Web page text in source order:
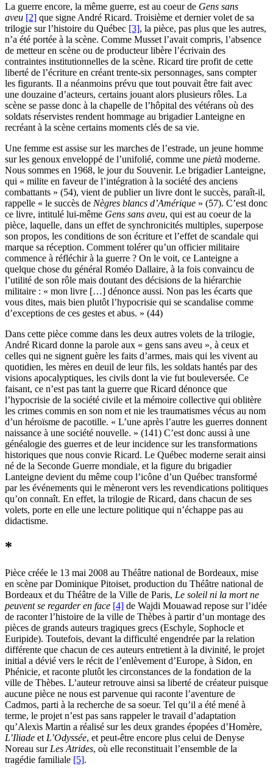
La guerre encore, la même guerre, est au coeur de Gens sans
aveu [2] que signe André Ricard. Troisième et dernier volet de sa
trilogie sur l’histoire du Québec [3], la pièce, pas plus que les autres,
n’a été portée à la scène. Comme Musset l’avait compris, l’absence
de metteur en scène ou de producteur libère l’écrivain des
contraintes institutionnelles de la scène. Ricard tire profit de cette
liberté de l’écriture en créant trente-six personnages, sans compter
les figurants. Il a néanmoins prévu que tout pouvait être fait avec
une douzaine d’acteurs, certains jouant alors plusieurs rôles. La
scène se passe donc à la chapelle de l’hôpital des vétérans où des
soldats réservistes rendent hommage au brigadier Lanteigne en
recréant à la scène certains moments clés de sa vie.
Une femme est assise sur les marches de l’estrade, un jeune homme
sur les genoux enveloppé de l’unifolié, comme une pietà moderne.
Nous sommes en 1968, le jour du Souvenir. Le brigadier Lanteigne,
qui « milite en faveur de l’intégration à la société des anciens
combattants » (54), vient de publier un livre dont le succès, paraît-il,
rappelle « le succès de Nègres blancs d’Amérique » (57). C’est donc
ce livre, intitulé lui-même Gens sans aveu, qui est au coeur de la
pièce, laquelle, dans un effet de synchronicités multiples, superpose
son propos, les conditions de son écriture et l’effet de scandale qui
marque sa réception. Comment tolérer qu’un officier militaire
commence à réfléchir à la guerre ? On le voit, ce Lanteigne a
quelque chose du général Roméo Dallaire, à la fois convaincu de
l’utilité de son rôle mais doutant des décisions de la hiérarchie
militaire : « mon livre […] dénonce aussi. Non pas les écarts que
vous dites, mais bien plutôt l’hypocrisie qui se scandalise comme
d’exceptions de ces gestes et abus. » (44)
Dans cette pièce comme dans les deux autres volets de la trilogie,
André Ricard donne la parole aux « gens sans aveu », à ceux et
celles qui ne signent guère les faits d’armes, mais qui les vivent au
quotidien, les mères en deuil de leur fils, les soldats hantés par des
visions apocalyptiques, les civils dont la vie fut bouleversée. Ce
faisant, ce n’est pas tant la guerre que Ricard dénonce que
l’hypocrisie de la société civile et la mémoire collective qui oblitère
les crimes commis en son nom et nie les traumatismes vécus au nom
d’un héroïsme de pacotille. « L’une après l’autre les guerres donnent
naissance à une société nouvelle. » (141) C’est donc aussi à une
généalogie des guerres et de leur incidence sur les transformations
historiques que nous convie Ricard. Le Québec moderne serait ainsi
né de la Seconde Guerre mondiale, et la figure du brigadier
Lanteigne devient du même coup l’icône d’un Québec transformé
par les événements qui le mèneront vers les revendications politiques
qu’on connaît. En effet, la trilogie de Ricard, dans chacun de ses
volets, porte en elle une lecture politique qui n’échappe pas au
didactisme.
*
Pièce créée le 13 mai 2008 au Théâtre national de Bordeaux, mise
en scène par Dominique Pitoiset, production du Théâtre national de
Bordeaux et du Théâtre de la Ville de Paris, Le soleil ni la mort ne
peuvent se regarder en face [4] de Wajdi Mouawad repose sur l’idée
de raconter l’histoire de la ville de Thèbes à partir d’un montage des
pièces de grands auteurs tragiques grecs (Eschyle, Sophocle et
Euripide). Toutefois, devant la difficulté engendrée par la relation
différente que chacun de ces auteurs entretient à la divinité, le projet
initial a dévié vers le récit de l’enlèvement d’Europe, à Sidon, en
Phénicie, et raconte plutôt les circonstances de la fondation de la
ville de Thèbes. L’auteur retrouve ainsi sa liberté de créateur puisque
aucune pièce ne nous est parvenue qui raconte l’aventure de
Cadmos, parti à la recherche de sa soeur. Tel qu’il a été mené à
terme, le projet n’est pas sans rappeler le travail d’adaptation
qu’Alexis Martin a réalisé sur les deux grandes épopées d’Homère,
L’Iliade et L’Odyssée, et peut-être encore plus celui de Denyse
Noreau sur Les Atrides, où elle reconstituait l’ensemble de la
tragédie familiale [5].